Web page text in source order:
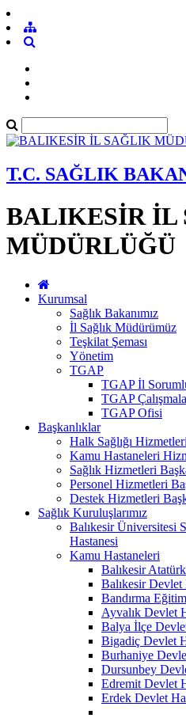
T.C. SAĞLIK
BALIKESİR İL
MÜDÜRLÜĞÜ
Kurumsal
Sağlık Bakanımız
İl Sağlık Müdürümüz
Teşkilat Şeması
Yönetim
TGAP
TGAP İl
TGAP
TGAP Ofisi
Başkanlıklar
Halk Sağlığı
Kamu Hastaneleri
Sağlık Hizmetleri
Personel Hizmetleri
Destek Hizmetleri
Sağlık Kuruluşlarımız
Balıkesir Üniversitesi
Hastanesi
Kamu Hastaneleri
Balıkesir
Balıkesir Devlet
Bandırma
Ayvalık Devlet
Balya İlçe
Bigadiç Devlet
Burhaniye
Dursunbey
Edremit Devlet
Erdek Devlet